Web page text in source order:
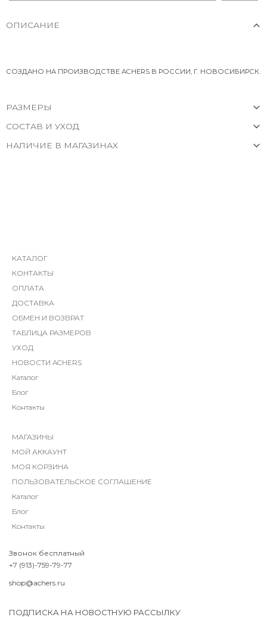
ОПИСАНИЕ
СОЗДАНО НА ПРОИЗВОДСТВЕ ACHERS В РОССИИ, Г. НОВОСИБИРСК.
РАЗМЕРЫ
СОСТАВ И УХОД
НАЛИЧИЕ В МАГАЗИНАХ
КАТАЛОГ
КОНТАКТЫ
ОПЛАТА
ДОСТАВКА
ОБМЕН И ВОЗВРАТ
ТАБЛИЦА РАЗМЕРОВ
УХОД
НОВОСТИ ACHERS
Каталог
Блог
Контакты
МАГАЗИНЫ
МОЙ АККАУНТ
МОЯ КОРЗИНА
ПОЛЬЗОВАТЕЛЬСКОЕ СОГЛАШЕНИЕ
Каталог
Блог
Контакты
Звонок бесплатный
+7 (913)-759-79-77
shop@achers.ru
ПОДПИСКА НА НОВОСТНУЮ РАССЫЛКУ